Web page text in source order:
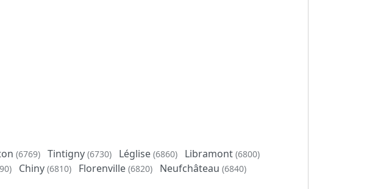
(6769) Tintigny (6730) Léglise (6860) Libramont (6800)
Chiny (6810) Florenville (6820) Neufchâteau (6840)